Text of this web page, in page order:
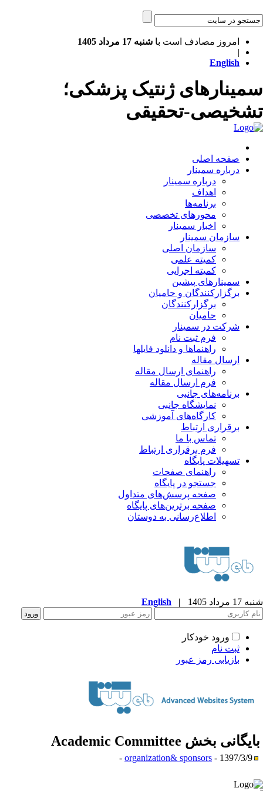
امروز مصادف است باشنبه 17 مرداد 1405
English
ژنتیک پزشکی؛
تحقیقی
صفحه اصلی
درباره سمینار
درباره سمینار
اهداف
برنامه‌ها
محورهای تخصصی
اخبار سمینار
سازمان سمینار
سازمان اصلی
کمیته علمی
کمیته اجرایی
سمینارهای پیشین
برگزارکنندگان و حامیان
برگزارکنندگان
حامیان
شرکت در سمینار
فرم ثبت نام
راهنماها و دانلود فایلها
ارسال مقاله
راهنمای ارسال مقاله
فرم ارسال مقاله
برنامه‌های جانبی
نمایشگاه جانبی
کارگاه‌های آموزشی
برقراری ارتباط
تماس با ما
فرم برقراری ارتباط
تسهیلات پایگاه
راهنمای صفحات
جستجو در پایگاه
صفحه پرسش‌های متداول
صفحه برترین‌های پایگاه
اطلاع‌رسانی به دوستان
مرداد 1405 |
English
ورود خودکار
ثبت نام
بازیابی رمز عبور
بخشAcademic Committee
organization& sponsors - 1397/3/9 -